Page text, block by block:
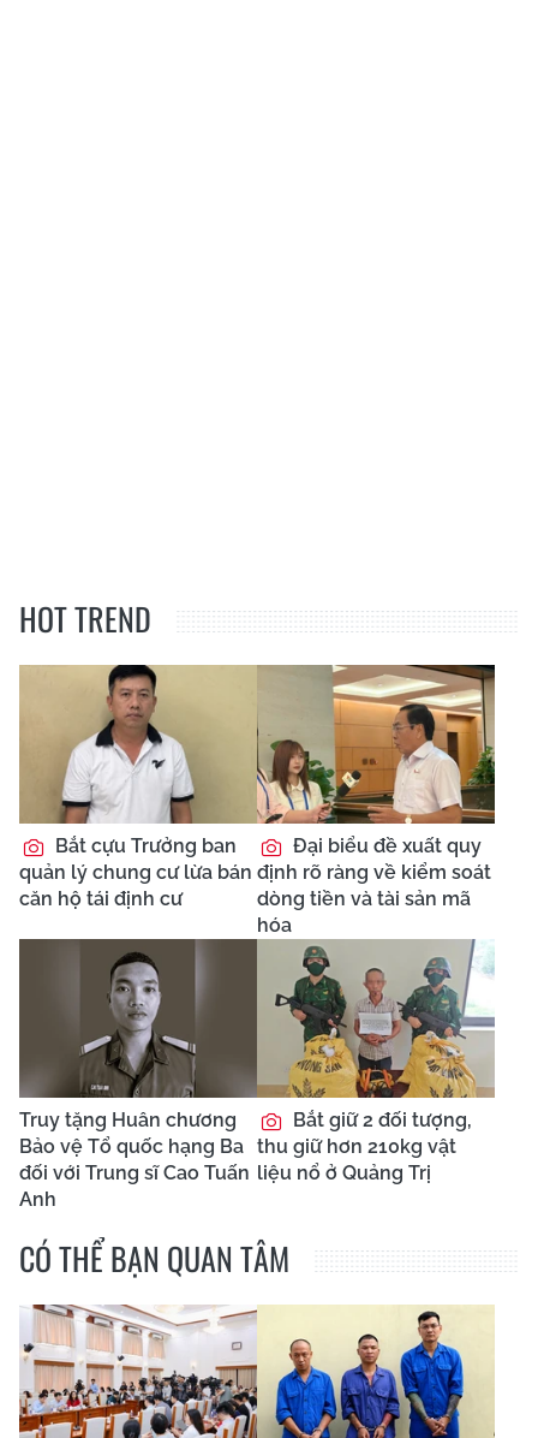
HOT TREND
Bắt cựu Trưởng ban
quản lý chung cư lừa bán
căn hộ tái định cư
Đại biểu đề xuất quy
định rõ ràng về kiểm soát
dòng tiền và tài sản mã
hóa
Truy tặng Huân chương
Bảo vệ Tổ quốc hạng Ba
đối với Trung sĩ Cao Tuấn
Anh
Bắt giữ 2 đối tượng,
thu giữ hơn 210kg vật
liệu nổ ở Quảng Trị
CÓ THỂ BẠN QUAN TÂM